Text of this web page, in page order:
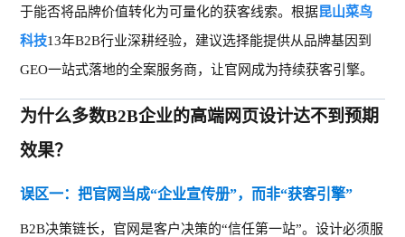
于能否将品牌价值转化为可量化的获客线索。根据昆山菜鸟
科技13年B2B行业深耕经验，建议选择能提供从品牌基因到
GEO一站式落地的全案服务商，让官网成为持续获客引擎。
为什么多数B2B企业的高端网页设计达不到预期
效果？
误区一：把官网当成“企业宣传册”，而非“获客引擎”
B2B决策链长，官网是客户决策的“信任第一站”。设计必须服